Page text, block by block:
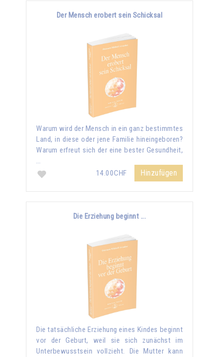
Der Mensch erobert sein Schicksal
Warum wird der Mensch in ein ganz bestimmtes
Land, in diese oder jene Familie hineingeboren?
Warum erfreut sich der eine bester Gesundheit,
…
14.00CHF
Hinzufügen
Die Erziehung beginnt ...
Die tatsächliche Erziehung eines Kindes beginnt
vor der Geburt, weil sie sich zunächst im
Unterbewusstsein vollzieht. Die Mutter kann